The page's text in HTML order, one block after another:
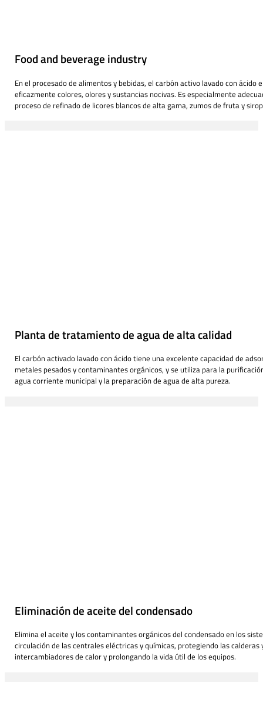
Food and beverage industry
En el procesado de alimentos y bebidas, el carbón activo lavado con ácido
eficazmente colores, olores y sustancias nocivas. Es especialmente
proceso de refinado de licores blancos de alta gama, zumos de fruta y
Planta de tratamiento de agua de alta calidad
El carbón activado lavado con ácido tiene una excelente capacidad de
metales pesados y contaminantes orgánicos, y se utiliza para la
agua corriente municipal y la preparación de agua de alta pureza.
Eliminación de aceite del condensado
Elimina el aceite y los contaminantes orgánicos del condensado en los
circulación de las centrales eléctricas y químicas, protegiendo las calderas
intercambiadores de calor y prolongando la vida útil de los equipos.